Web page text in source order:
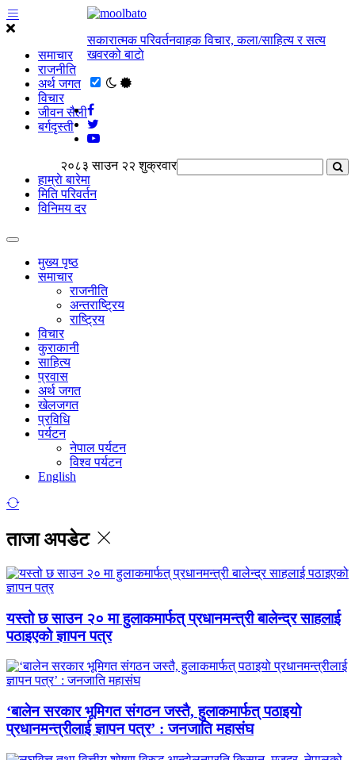
समाचार
राजनीति
अर्थ जगत
विचार
जीवन सैली
बर्गदृस्ती
सकारात्मक परिवर्तनवाहक विचार, कला/साहित्य र सत्य
खवरको बाटाे
२०८३ साउन २२ शुक्रवार
हाम्राे बारेमा
मिति परिवर्तन
विनिमय दर
मुख्य पृष्ठ
समाचार
राजनीति
अन्तराष्ट्रिय
राष्ट्रिय
विचार
कुराकानी
साहित्य
प्रवास
अर्थ जगत
खेलजगत
प्रविधि
पर्यटन
नेपाल पर्यटन
विश्व पर्यटन
English
ताजा अपडेट
यस्तो छ साउन २० मा हुलाकमार्फत् प्रधानमन्त्री बालेन्द्र साहलाई
पठाइएको ज्ञापन पत्र
‘बालेन सरकार भूमिगत संगठन जस्तै, हुलाकमार्फत् पठाइयो
प्रधानमन्त्रीलाई ज्ञापन पत्र’ : जनजाति महासंघ